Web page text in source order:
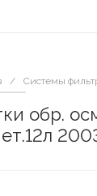
/ Системы
обр.